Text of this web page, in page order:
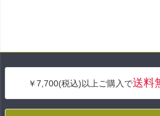
￥7,700(税込)以上ご購入で送料